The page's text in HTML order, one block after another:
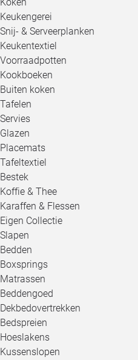
Keukengerei
Snij- & Serveerplanken
Keukentextiel
Voorraadpotten
Kookboeken
Buiten koken
Tafelen
Servies
Glazen
Placemats
Tafeltextiel
Bestek
Koffie & Thee
Karaffen & Flessen
Eigen Collectie
Slapen
Bedden
Boxsprings
Matrassen
Beddengoed
Dekbedovertrekken
Bedspreien
Hoeslakens
Kussenslopen